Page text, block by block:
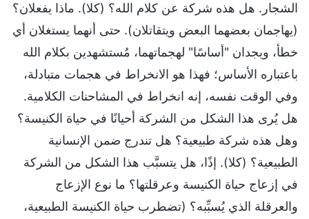
الشجار. هل هذه شركة عن كلام الله؟ (كلا). ماذا يفعلان؟
(يهاجمان بعضهما البعض ويتقاتلان). حتى أنهما يستغلان أي
خطأ، ويجدان "أساسًا" لهجماتهما، مُستشهدين بكلام الله
باعتباره الأساس؛ فهذا هو الانخراط في هجمات متبادلة،
وفي الوقت نفسه، إنه انخراط في المشاحنات الكلامية.
هل يُرى هذا الشكل من الشركة أحيانًا في حياة الكنيسة؟
وهل هذه شركة طبيعية؟ هل تندرج ضمن الإنسانية
الطبيعية؟ (كلا). إذًا، هل يتسبَّب هذا الشكل من الشركة
في إزعاج حياة الكنيسة وعرقلتها؟ ما نوع الإزعاج
والعرقلة الذي يُسبِّبه؟ (تضطرب حياة الكنيسة الطبيعية،